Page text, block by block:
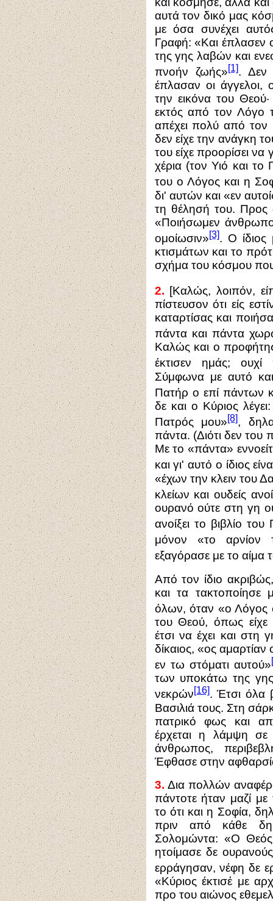
αυτά τον δικό μας
με όσα συνέχει
Γραφή: «Και
της γης λαβών και
πνοήν ζωής»[1]. Δεν
έπλασαν οι άγγελοι,
την εικόνα του
εκτός από τον Λόγο
απέχει πολύ από
δεν είχε την ανάγκη
του είχε προορίσει να
χέρια (τον Υιό και
του ο Λόγος και η
δι' αυτών και «εν
τη θέλησή του. Προς
«Ποιήσωμεν
ομοίωσιν»[3]. Ο ίδιος
κτισμάτων και το
σχήμα του κόσμου
2. [Καλώς, λοιπόν,
πίστευσον ότι είς
καταρτίσας και
πάντα και πάντα
Καλώς και ο
έκτισεν ημάς;
Σύμφωνα με αυτό
Πατήρ ο επί πάντων
δε και ο Κύριος
Πατρός μου»[8],
πάντα. (Διότι δεν του
Με το «πάντα»
και γι' αυτό ο ίδιος
«έχων την κλειν του
κλείων και ουδείς
ουρανό ούτε στη γη
ανοίξει το βιβλίο
μόνον «το αρνίον
εξαγόρασε με το αίμα
Από τον ίδιο
και τα τακτοποίησε
όλων, όταν «ο Λόγος
του Θεού, όπως είχε
έτσι να έχει και στη
δίκαιος, «ος
εν τω στόματι αυτού»
των υποκάτω της
νεκρών[16]. Έτσι όλα
Βασιλιά τους. Στη
πατρικό φως και
έρχεται η λάμψη
άνθρωπος,
Έφθασε στην
3. Δια πολλών
πάντοτε ήταν μαζί
το ότι και η Σοφία,
πριν από κάθε
Σολομώντα: «Ο Θεός
ητοίμασε δε
ερράγησαν, νέφη δε
«Κύριος έκτισέ με
προ του αιώνος